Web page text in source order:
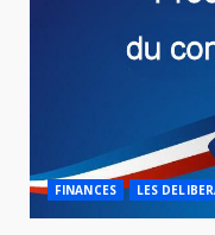
FINANCES LES